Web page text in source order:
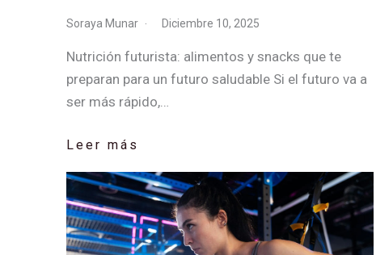
Soraya Munar Diciembre 10, 2025
Nutrición futurista: alimentos y snacks que te
preparan para un futuro saludable Si el futuro va a
ser más rápido,…
Leer más